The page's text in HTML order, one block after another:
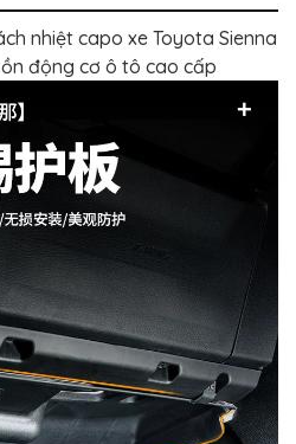
nhiệt capo xe Toyota Sienna
động cơ ô tô cao cấp